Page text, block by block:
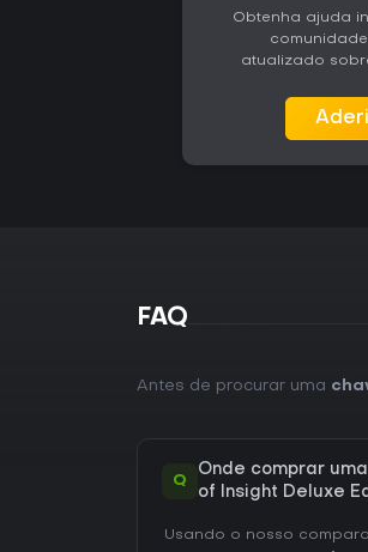
Obtenha ajuda
atualizado
FAQ
Antes de procurar uma
Q
Onde comprar
of Insight Deluxe
Usando o nosso